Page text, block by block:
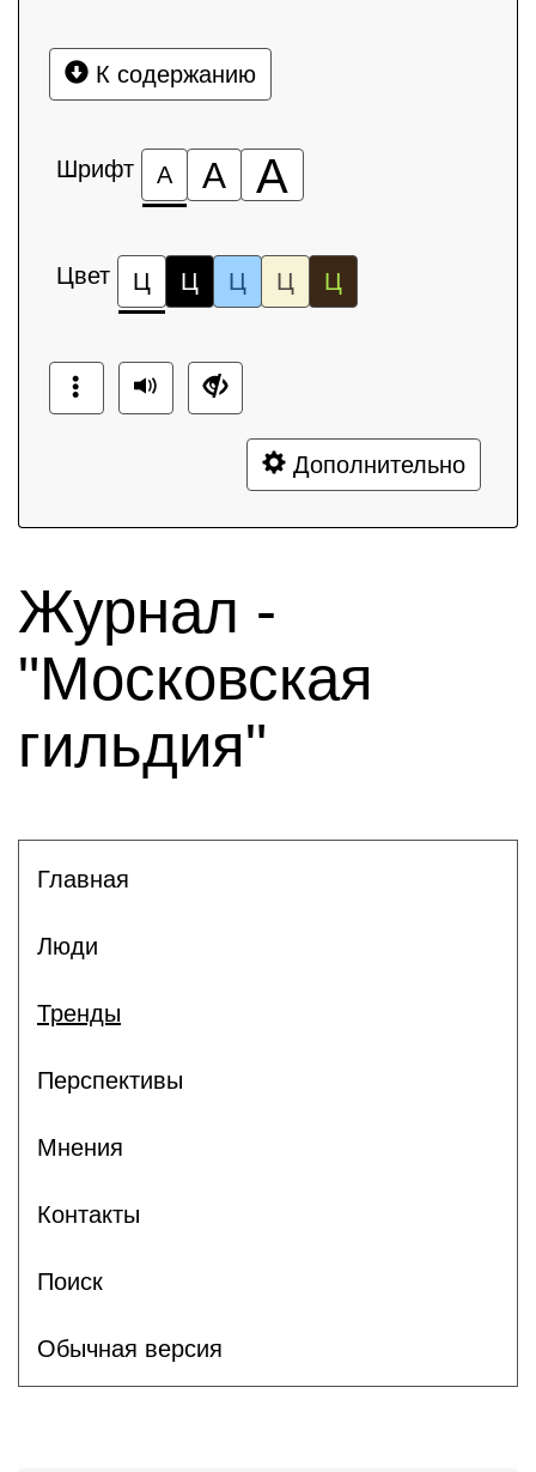
К содержанию
Шрифт А А А
Цвет Ц Ц Ц Ц Ц
Дополнительно
Журнал -
"Московская
гильдия"
Главная
Люди
Тренды
Перспективы
Мнения
Контакты
Поиск
Обычная версия